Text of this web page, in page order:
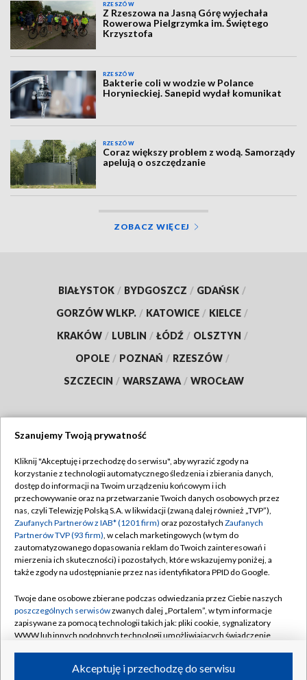
RZESZÓW
Z Rzeszowa na Jasną Górę wyjechała
Rowerowa Pielgrzymka im. Świętego
Krzysztofa
RZESZÓW
Bakterie coli w wodzie w Polance
Horynieckiej. Sanepid wydał komunikat
RZESZÓW
Coraz większy problem z wodą. Samorządy
apelują o oszczędzanie
ZOBACZ WIĘCEJ
BIAŁYSTOK / BYDGOSZCZ / GDAŃSK /
GORZÓW WLKP. / KATOWICE / KIELCE /
KRAKÓW / LUBLIN / ŁÓDŹ / OLSZTYN /
OPOLE / POZNAŃ / RZESZÓW /
SZCZECIN / WARSZAWA / WROCŁAW
TVP
Abonament TVP
Emisja w TVP
Centrum informacji TVP
Naziemna Telewizja Cyfrowa
Rada Programowa
System NOS
Informacje o nadawcy
Program dla prasy
Regulamin TVP
Polityka prywatności
Moje zgody
Pomoc
Kontakt
Kanały
Szanujemy Twoją prywatność
Kliknij "Akceptuję i przechodzę do serwisu", aby wyrazić zgody na
korzystanie z technologii automatycznego śledzenia i zbierania danych,
dostęp do informacji na Twoim urządzeniu końcowym i ich
przechowywanie oraz na przetwarzanie Twoich danych osobowych przez
nas, czyli Telewizję Polską S.A. w likwidacji (zwaną dalej również „TVP”),
Zaufanych Partnerów z IAB* (1201 firm) oraz pozostałych Zaufanych
Partnerów TVP (93 firm), w celach marketingowych (w tym do
zautomatyzowanego dopasowania reklam do Twoich zainteresowań i
mierzenia ich skuteczności) i pozostałych, które wskazujemy poniżej, a
także zgody na udostępnianie przez nas identyfikatora PPID do Google.
Twoje dane osobowe zbierane podczas odwiedzania przez Ciebie naszych
poszczególnych serwisówzwanych dalej „Portalem”, w tym informacje
zapisywane za pomocą technologii takich jak: pliki cookie, sygnalizatory
WWW lub innych podobnych technologii umożliwiających świadczenie
ruchu w Internecie.Akceptuję i przechodzę do serwisu